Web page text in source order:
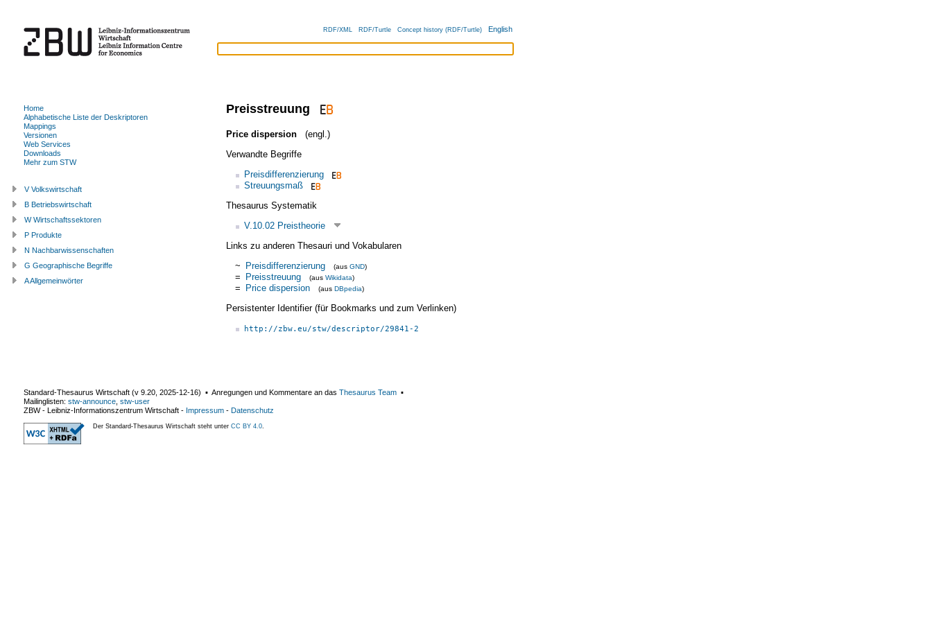
RDF/XML RDF/Turtle Concept history (RDF/Turtle) English
Preisstreuung
Price dispersion
(engl.)
Verwandte Begriffe
Preisdifferenzierung
Streuungsmaß
Thesaurus Systematik
V.10.02 Preistheorie
Links zu anderen Thesauri und Vokabularen
~ Preisdifferenzierung (aus GND)
= Preisstreuung (aus Wikidata)
= Price dispersion (aus DBpedia)
Persistenter Identifier (für Bookmarks und zum Verlinken)
http://zbw.eu/stw/descriptor/29841-2
Home
Alphabetische Liste der Deskriptoren
Mappings
Versionen
Web Services
Downloads
Mehr zum STW
V Volkswirtschaft
B Betriebswirtschaft
W Wirtschaftssektoren
P Produkte
N Nachbarwissenschaften
G Geographische Begriffe
A Allgemeinwörter
Standard-Thesaurus Wirtschaft (v 9.20 2025-12-16) ▪ Anregungen und Kommentare an das Thesaurus Team ▪
Mailinglisten: stw-announce stw-user
ZBW - Leibniz-Informationszentrum Wirtschaft - Impressum - Datenschutz
Der Standard-Thesaurus Wirtschaft steht unter CC BY 4.0